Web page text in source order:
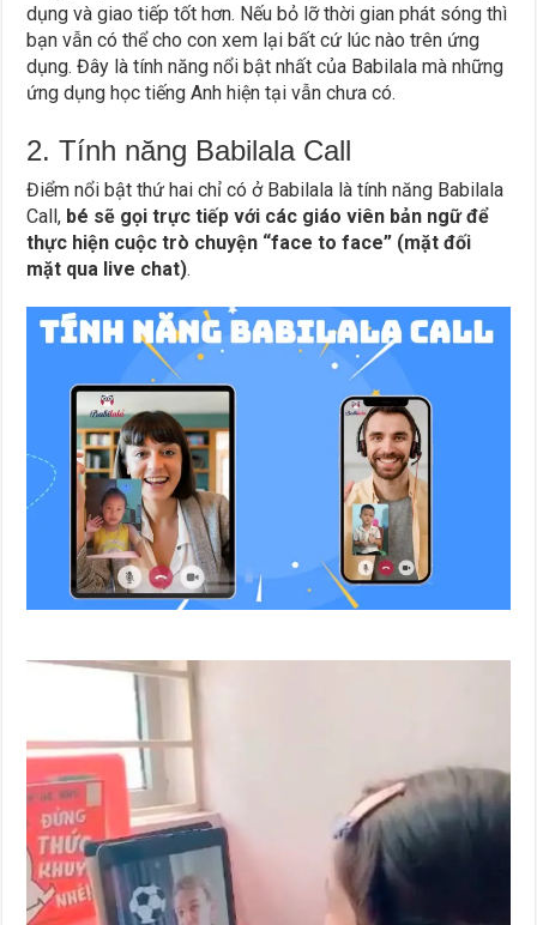
dụng và giao tiếp tốt hơn. Nếu bỏ lỡ thời gian phát sóng thì
bạn vẫn có thể cho con xem lại bất cứ lúc nào trên ứng
dụng. Đây là tính năng nổi bật nhất của Babilala mà những
ứng dụng học tiếng Anh hiện tại vẫn chưa có.
2. Tính năng Babilala Call
Điểm nổi bật thứ hai chỉ có ở Babilala là tính năng Babilala
Call, bé sẽ gọi trực tiếp với các giáo viên bản ngữ để
thực hiện cuộc trò chuyện “face to face” (mặt đối
mặt qua live chat).